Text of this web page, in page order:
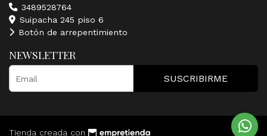
3489528764
Suipacha 245 piso 6
Botón de arrepentimiento
NEWSLETTER
SUSCRIBIRME
Tienda creada con